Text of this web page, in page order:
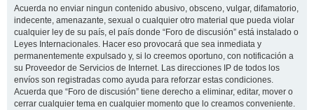
Acuerda no enviar ningun contenido abusivo, obsceno, vulgar, difamatorio,
indecente, amenazante, sexual o cualquier otro material que pueda violar
cualquier ley de su país, el país donde “Foro de discusión” está instalado o
Leyes Internacionales. Hacer eso provocará que sea inmediata y
permanentemente expulsado y, si lo creemos oportuno, con notificación a
su Proveedor de Servicios de Internet. Las direcciones IP de todos los
envíos son registradas como ayuda para reforzar estas condiciones.
Acuerda que “Foro de discusión” tiene derecho a eliminar, editar, mover o
cerrar cualquier tema en cualquier momento que lo creamos conveniente.